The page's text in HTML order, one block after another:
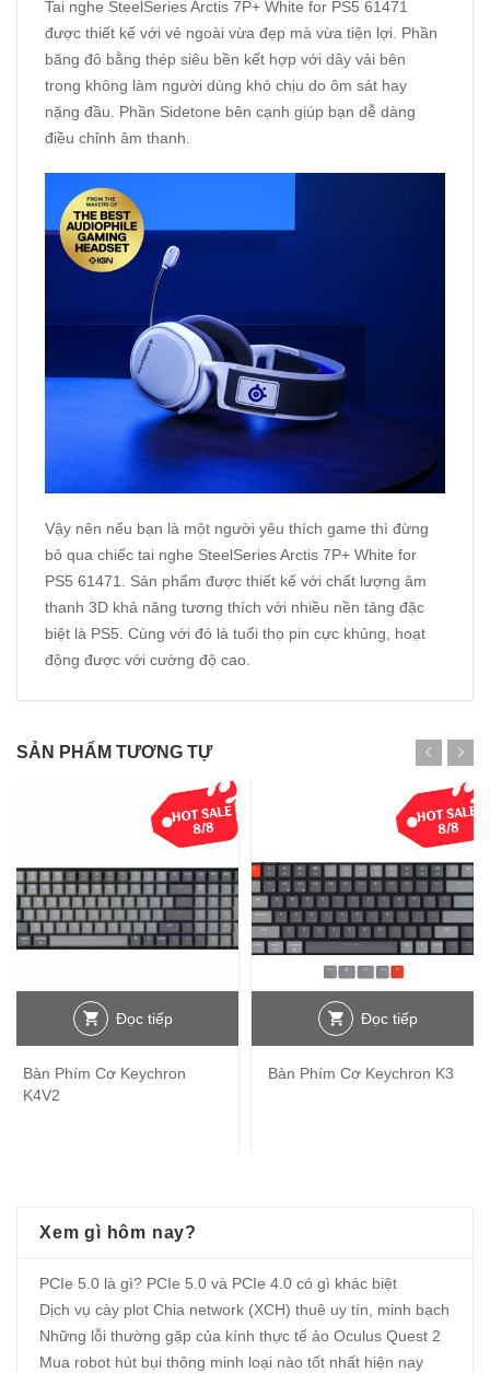
Tai nghe SteelSeries Arctis 7P+ White for PS5 61471
được thiết kế với vẻ ngoài vừa đẹp mà vừa tiện lợi. Phần
băng đô bằng thép siêu bền kết hợp với dây vải bên
trong không làm người dùng khó chịu do ôm sát hay
nặng đầu. Phần Sidetone bên cạnh giúp bạn dễ dàng
điều chỉnh âm thanh.
Vậy nên nếu bạn là một người yêu thích game thì đừng
bỏ qua chiếc tai nghe SteelSeries Arctis 7P+ White for
PS5 61471. Sản phẩm được thiết kế với chất lượng âm
thanh 3D khả năng tương thích với nhiều nền tảng đặc
biệt là PS5. Cùng với đó là tuổi thọ pin cực khủng, hoạt
động được với cường độ cao.
SẢN PHẨM TƯƠNG TỰ
Đọc tiếp
Bàn Phím Cơ Keychron
K4V2
Đọc tiếp
Bàn Phím Cơ Keychron K3
Xem gì hôm nay?
PCIe 5.0 là gì? PCIe 5.0 và PCIe 4.0 có gì khác biệt
Dịch vụ cày plot Chia network (XCH) thuê uy tín, minh bạch
Những lỗi thường gặp của kính thực tế ảo Oculus Quest 2
Mua robot hút bụi thông minh loại nào tốt nhất hiện nay